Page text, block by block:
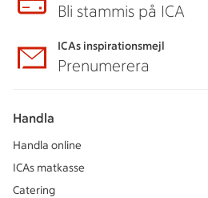
Bli stammis på ICA
ICAs inspirationsmejl
Prenumerera
Handla
Handla online
ICAs matkasse
Catering